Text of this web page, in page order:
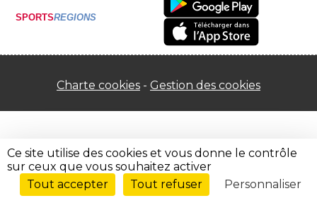
SPORTSREGIONS
Charte cookies Gestion des cookies
Envie de participer ? CONNEXION
Ce site utilise des cookies et vous donne le contrôle
sur ceux que vous souhaitez activer
Tout accepter
Tout refuser Personnaliser